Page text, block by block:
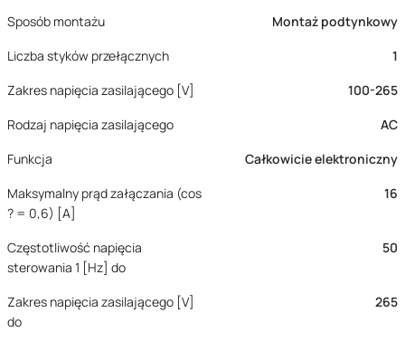
Sposób montażu
Montaż podtynkowy
Liczba styków przełącznych
1
Zakres napięcia zasilającego [V]
100-265
Rodzaj napięcia zasilającego
AC
Funkcja
Całkowicie elektroniczny
Maksymalny prąd załączania (cos
? = 0,6) [A]
16
Częstotliwość napięcia
sterowania 1 [Hz] do
50
Zakres napięcia zasilającego [V]
do
265